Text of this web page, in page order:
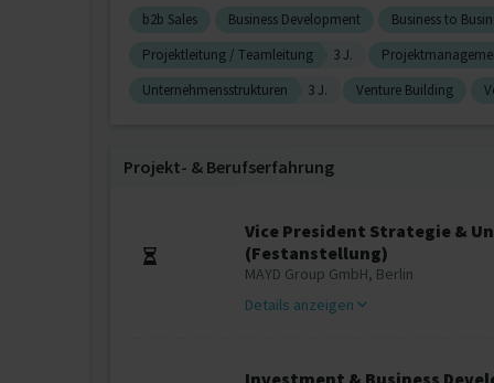
b2b Sales Business Development Business to
Projektleitung / Teamleitung
3 J.
Unternehmensstrukturen
3 J. Venture Building
Projekt‐ & Berufserfahrung
Vice President Strategie &
(Festanstellung)
MAYD Group GmbH, Berlin
Details anzeigen
Investment & Business